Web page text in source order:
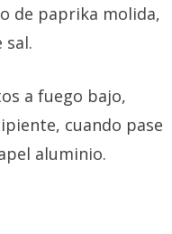
de paprika molida,
sal.
a fuego bajo,
cuando pase
aluminio.